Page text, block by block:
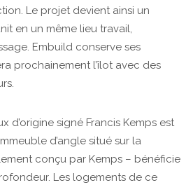
Le projet devient ainsi un
en un même lieu travail,
Embuild conserve ses
prochainement l’îlot avec des
d’origine signé Francis Kemps est
d’angle situé sur la
conçu par Kemps – bénéficie
Les logements de ce